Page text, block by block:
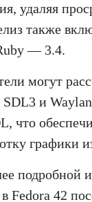
удаляя
также
— 3.4.
могут
SDL3 и
что
графики
подробной
Fedora 42